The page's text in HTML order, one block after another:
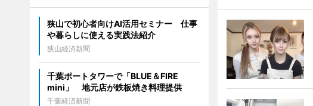
狭山で初心者向けAI活用セミナー 仕事
や暮らしに使える実践法紹介
狭山経済新聞
千葉ポートタワーで「BLUE＆FIRE
mini」 地元店が鉄板焼き料理提供
千葉経済新聞